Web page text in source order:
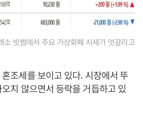
빗썸에서 주요 가상화폐 시세가 엇갈리고
조세를 보이고 있다. 시장에서 뚜
지 않으면서 등락을 거듭하고 있